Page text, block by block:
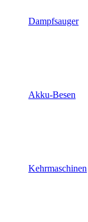
Dampfsauger
Akku-Besen
Kehrmaschinen